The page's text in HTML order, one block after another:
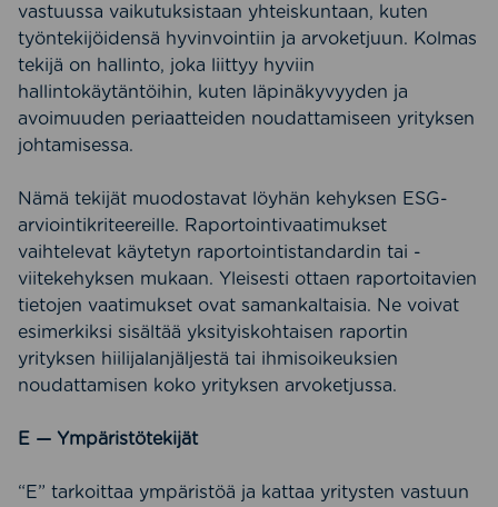
vastuussa vaikutuksistaan yhteiskuntaan, kuten
työntekijöidensä hyvinvointiin ja arvoketjuun. Kolmas
tekijä on hallinto, joka liittyy hyviin
hallintokäytäntöihin, kuten läpinäkyvyyden ja
avoimuuden periaatteiden noudattamiseen yrityksen
johtamisessa.
Nämä tekijät muodostavat löyhän kehyksen ESG-
arviointikriteereille. Raportointivaatimukset
vaihtelevat käytetyn raportointistandardin tai -
viitekehyksen mukaan. Yleisesti ottaen raportoitavien
tietojen vaatimukset ovat samankaltaisia. Ne voivat
esimerkiksi sisältää yksityiskohtaisen raportin
yrityksen hiilijalanjäljestä tai ihmisoikeuksien
noudattamisen koko yrityksen arvoketjussa.
E — Ympäristötekijät
“E” tarkoittaa ympäristöä ja kattaa yritysten vastuun